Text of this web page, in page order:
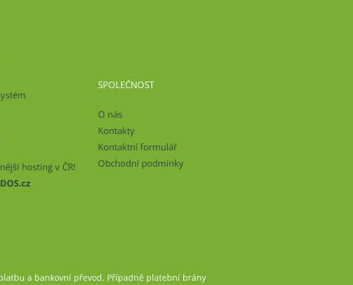
hosting v ČR!
SPOLEČNOST
O nás
Kontakty
Kontaktní formulář
Obchodní podmínky
a bankovní převod. Případně platební brány